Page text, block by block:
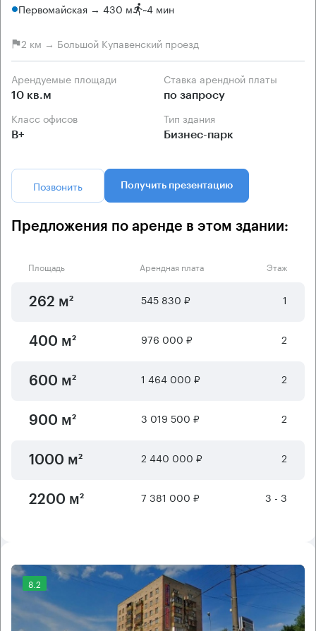
Первомайская → 430 м ~4 мин
2 км → Большой Купавенский проезд
Арендуемые площади
10 кв.м
Ставка арендной платы
по запросу
Класс офисов
B+
Тип здания
Бизнес-парк
Позвонить Получить презентацию
Предложения по аренде в этом здании:
Площадь Арендная плата Этаж
262 м² 545 830 ₽ 1
400 м² 976 000 ₽ 2
600 м² 1 464 000 ₽ 2
900 м² 3 019 500 ₽ 2
1000 м² 2 440 000 ₽ 2
2200 м² 7 381 000 ₽ 3 - 3
8.2